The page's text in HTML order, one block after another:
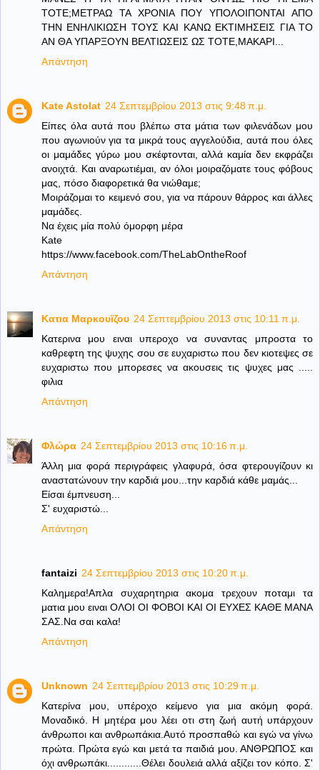
ΤΟΤΕ;ΜΕΤΡΑΩ ΤΑ ΧΡΟΝΙΑ ΠΟΥ ΥΠΟΛΟΙΠΟΝΤΑΙ ΑΠΟ
ΤΗΝ ΕΝΗΛΙΚΙΩΣΗ ΤΟΥΣ ΚΑΙ ΚΑΝΩ ΕΚΤΙΜΗΣΕΙΣ ΓΙΑ ΤΟ
ΑΝ ΘΑ ΥΠΑΡΞΟΥΝ ΒΕΛΤΙΩΣΕΙΣ ΩΣ ΤΟΤΕ,ΜΑΚΑΡΙ...
Απάντηση
Kate Astolat 24 Σεπτεμβρίου 2013 στις 9:48 π.μ.
Είπες όλα αυτά που βλέπω στα μάτια των φιλενάδων μου
που αγωνιούν για τα μικρά τους αγγελούδια, αυτά που όλες
οι μαμάδες γύρω μου σκέφτονται, αλλά καμία δεν εκφράζει
ανοιχτά. Και αναρωτιέμαι, αν όλοι μοιραζόματε τους φόβους
μας, πόσο διαφορετικά θα νιώθαμε;
Μοιράζομαι το κειμενό σου, για να πάρουν θάρρος και άλλες
μαμάδες.
Να έχεις μία πολύ όμορφη μέρα
Kate
https://www.facebook.com/TheLabOntheRoof
Απάντηση
Κατια Μαρκουϊζου 24 Σεπτεμβρίου 2013 στις 10:11 π.μ.
Κατερινα μου ειναι υπεροχο να συναντας μπροστα το
καθρεφτη της ψυχης σου σε ευχαριστω που δεν κιοτεψες σε
ευχαριστω που μπορεσες να ακουσεις τις ψυχες μας .....
φιλια
Απάντηση
Φλώρα 24 Σεπτεμβρίου 2013 στις 10:16 π.μ.
Άλλη μια φορά περιγράφεις γλαφυρά, όσα φτερουγίζουν κι
αναστατώνουν την καρδιά μου...την καρδιά κάθε μαμάς...
Είσαι έμπνευση...
Σ' ευχαριστώ...
Απάντηση
fantaizi 24 Σεπτεμβρίου 2013 στις 10:20 π.μ.
Καλημερα!Απλα συχαρητηρια ακομα τρεχουν ποταμι τα
ματια μου ειναι ΟΛΟΙ ΟΙ ΦΟΒΟΙ ΚΑΙ ΟΙ ΕΥΧΕΣ ΚΑΘΕ ΜΑΝΑ
ΣΑΣ.Να σαι καλα!
Απάντηση
Unknown 24 Σεπτεμβρίου 2013 στις 10:29 π.μ.
Κατερίνα μου, υπέροχο κείμενο για μια ακόμη φορά.
Μοναδικό. Η μητέρα μου λέει οτι στη ζωή αυτή υπάρχουν
άνθρωποι και ανθρωπάκια.Αυτό προσπαθώ και εγώ να γίνω
πρώτα. Πρώτα εγώ και μετά τα παιδιά μου. ΑΝΘΡΩΠΟΣ και
όχι ανθρωπάκι............Θέλει δουλειά αλλά αξίζει τον κόπο. Σ'